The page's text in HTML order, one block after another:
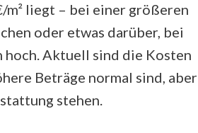
liegt – bei einer größeren
oder etwas darüber, bei
hoch. Aktuell sind die Kosten
Beträge normal sind, aber
stehen.